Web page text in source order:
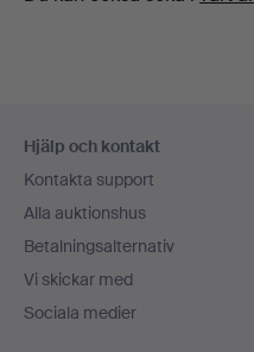
Hjälp och kontakt
Kontakta support
Alla auktionshus
Betalningsalternativ
Vi skickar med
Sociala medier